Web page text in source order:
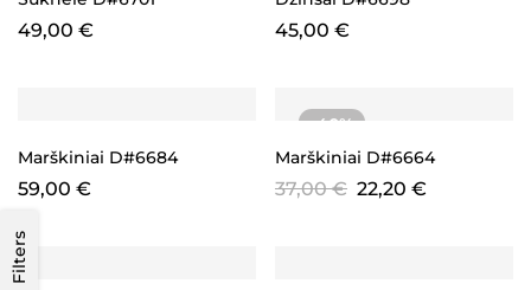
Filters
49,00 € 45,00 €
Marškiniai D#6684
59,00 €
-40%
Marškiniai D#6664
37,00€ 22,20 €